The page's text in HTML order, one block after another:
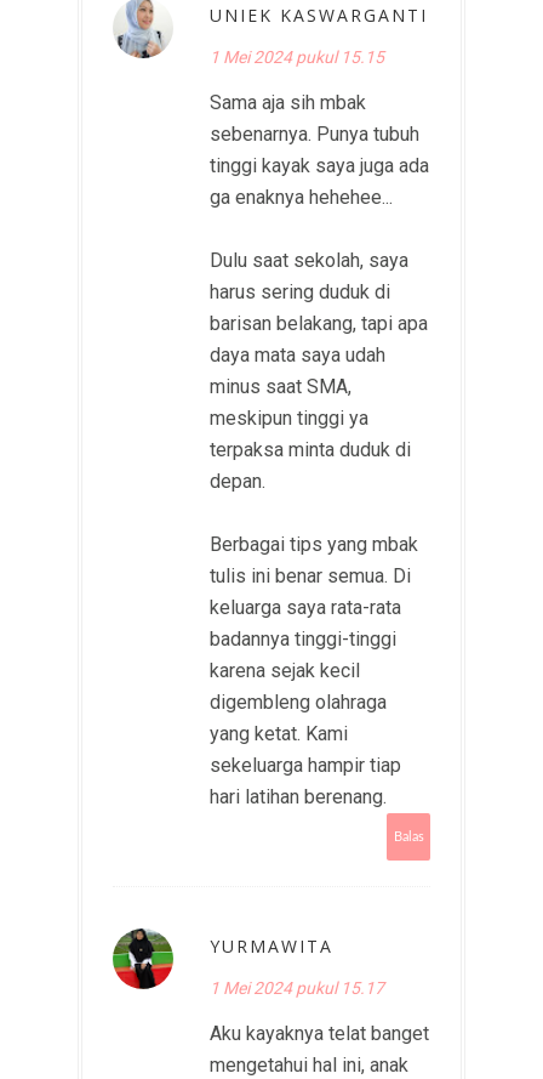
UNIEK KASWARGANTI
1 Mei 2024 pukul 15.15
Sama aja sih mbak
sebenarnya. Punya tubuh
tinggi kayak saya juga ada
ga enaknya hehehee...
Dulu saat sekolah, saya
harus sering duduk di
barisan belakang, tapi apa
daya mata saya udah
minus saat SMA,
meskipun tinggi ya
terpaksa minta duduk di
depan.
Berbagai tips yang mbak
tulis ini benar semua. Di
keluarga saya rata-rata
badannya tinggi-tinggi
karena sejak kecil
digembleng olahraga
yang ketat. Kami
sekeluarga hampir tiap
hari latihan berenang.
Balas
YURMAWITA
1 Mei 2024 pukul 15.17
Aku kayaknya telat banget
mengetahui hal ini, anak